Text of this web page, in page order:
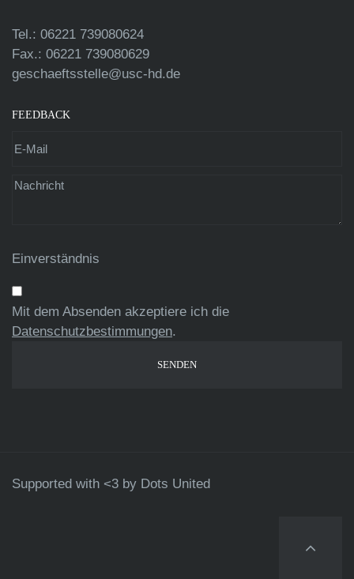
Tel.: 06221 739080624
Fax.: 06221 739080629
geschaeftsstelle@usc-hd.de
FEEDBACK
Einverständnis
Mit dem Absenden akzeptiere ich die
Datenschutzbestimmungen.
Supported with <3 by Dots United